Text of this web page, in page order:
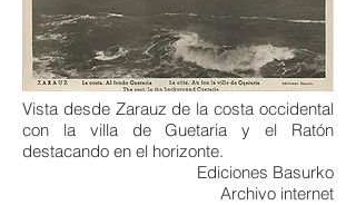
Vista desde Zarauz de la costa occidental
con la villa de Guetaria y el Ratón
destacando en el horizonte.
Ediciones Basurko
Archivo internet